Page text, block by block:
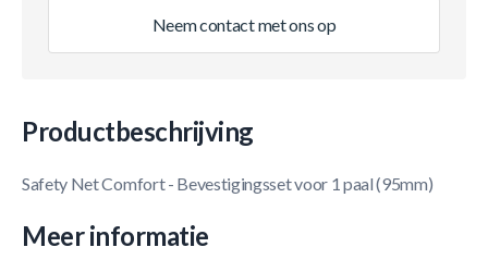
Neem contact met ons op
Productbeschrijving
Safety Net Comfort - Bevestigingsset voor 1 paal (95mm)
Meer informatie